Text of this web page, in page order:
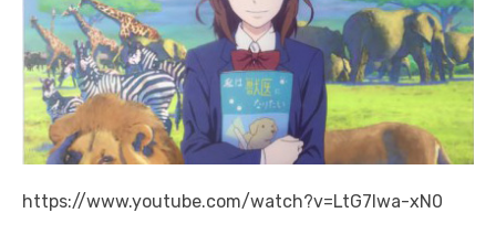
https://www.youtube.com/watch?v=LtG7Iwa-xN0